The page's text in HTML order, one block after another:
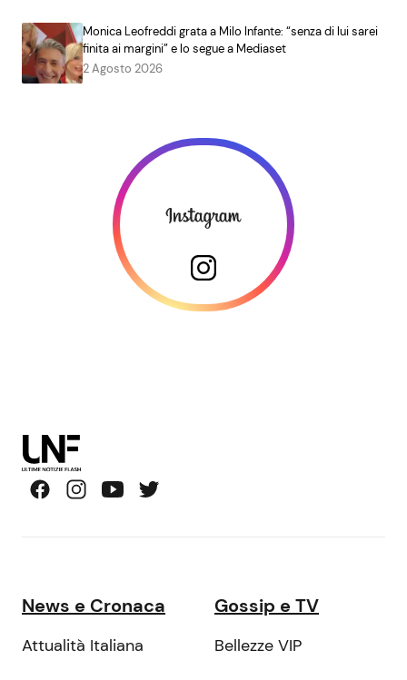
Monica Leofreddi grata a Milo Infante: “senza di lui sarei
finita ai margini” e lo segue a Mediaset
2 Agosto 2026
News e Cronaca
Attualità Italiana
Gossip e TV
Bellezze VIP